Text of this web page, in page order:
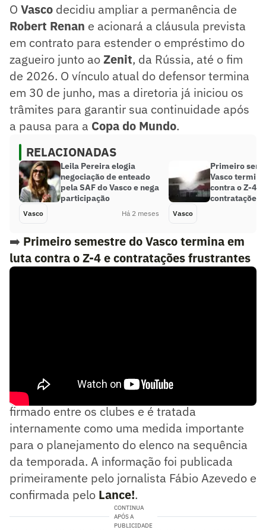
O Vasco decidiu ampliar a permanência de
Robert Renan e acionará a cláusula prevista
em contrato para estender o empréstimo do
zagueiro junto aoZenit, da Rússia, até o fim
de 2026. O vínculo atual do defensor termina
em 30 de junho, mas a diretoria já iniciou os
trâmites para garantir sua continuidade após
a pausa para a Copa do Mundo.
RELACIONADAS
Leila Pereira elogia
negociação de enteado
pela SAF do Vasco e nega
participação
Vasco Há 2 meses
Primeiro
Vasco
contra o Z-4 e
contratações
Vasco
➡️ Primeiro semestre do Vasco termina em
luta contra o Z-4 e contratações frustrantes
A extensão já estava prevista no acordo
firmado entre os clubes e é tratada
internamente como uma medida importante
para o planejamento do elenco na sequência
da temporada. A informação foi publicada
primeiramente pelo jornalista Fábio Azevedo e
confirmada pelo Lance!.
CONTINUA
APÓS A
PUBLICIDADE